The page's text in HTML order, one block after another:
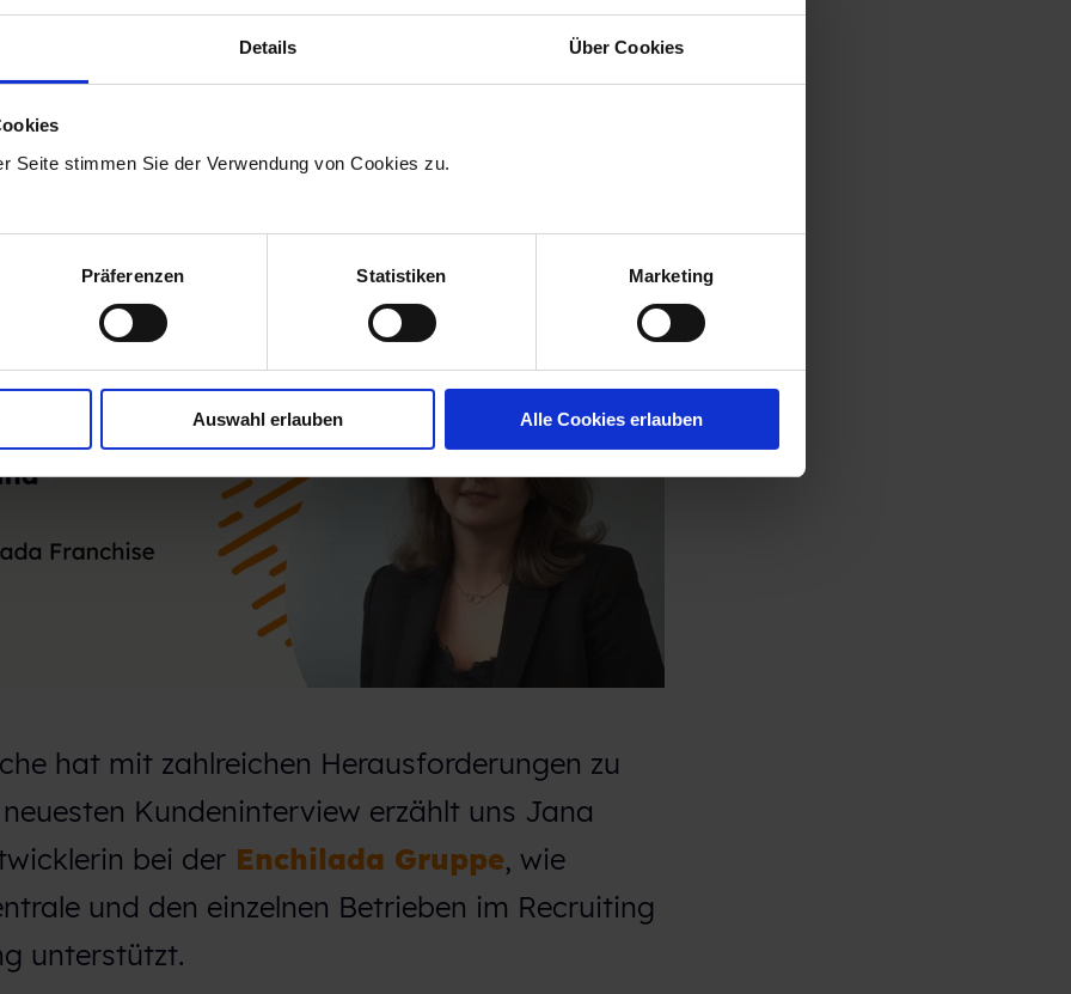
Details Über Cookies
Seite stimmen Sie der Verwendung von Cookies zu.
Präferenzen Statistiken Marketing
Auswahl erlauben Alle Cookies erlauben
Fortsetzung folgt!
super einfach - Interview mit
hat mit zahlreichen Herausforderungen zu
Kundeninterview erzählt uns Jana
bei derEnchilada Gruppe, wie
und den einzelnen Betrieben im Recruiting
unterstützt.